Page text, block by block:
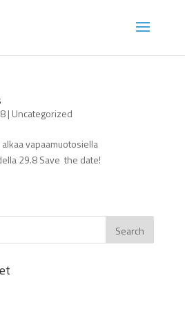
| Uncategorized
vapaamuotosiella
29.8 Save the date!